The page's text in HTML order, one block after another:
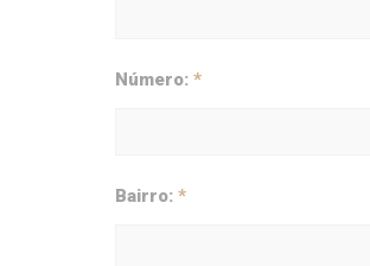
Número: *
Bairro: *